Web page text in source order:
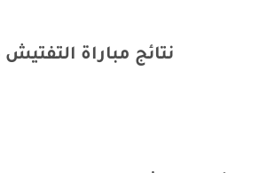
نتائج مباراة التفتيش 2023